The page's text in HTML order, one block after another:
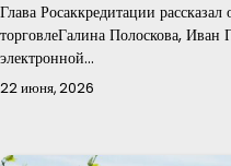
Глава Росаккредитации
торговлеГалина Полоскова,
электронной…
22 июня, 2026